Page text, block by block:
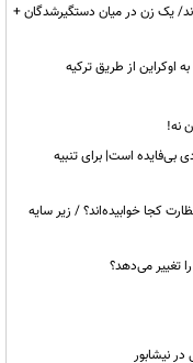
یک زن در میان دستگیرشدگان +
اوکراین از طریق ترکیه
نه!
است| برای تنبیه
کجا خوابیده‌اند؟ / زیر سایه
تغییر می‌دهد؟